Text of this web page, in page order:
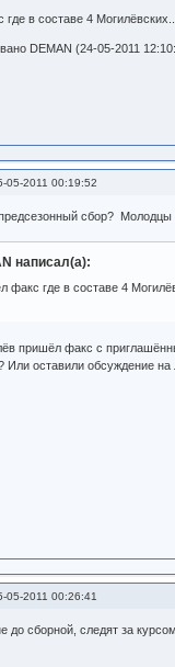
в составе 4
DEMAN (24-05-2011
05-2011 00:19:52
сбор?
написал(а):
факс где в составе 4
пришёл факс с
Или оставили обсуждение на
05-2011 00:26:41
до сборной, следят за